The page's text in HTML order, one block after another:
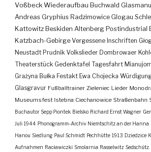
VoßbeckWiederaufbau Buchwald
Andreas Gryphius Radzimowice Glogau
Kattowitz Beskiden Altenberg Postindustrial
Katzbach-Gebirge Vergessene Inschriften
Neustadt Prudnik Volkslieder Dombrowaer
Theaterstück Gedenktafel Tagesfahrt
Grażyna Bułka Festakt Ewa Chojecka
Glasgravur Fußballtrainer Zieleniec Lieder
Museumsfest Istebna Ciechanowice Straßenbahn
Buchautor Sepp Piontek Bielsko Richard Ernst Wagner
Juli 1944 Phonogramm-Archiv Niemtschitz an der Hanna
Hanou Siedlung Paul Schmidt Pechhütte 1913 Dziedzice
Aufnahmen Racławiczki Smolarnia Rasselwitz Sedschütz